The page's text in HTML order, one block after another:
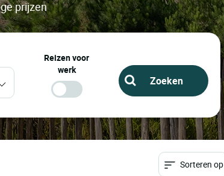
prijzen
Reizen voor
werk
Sorteren op